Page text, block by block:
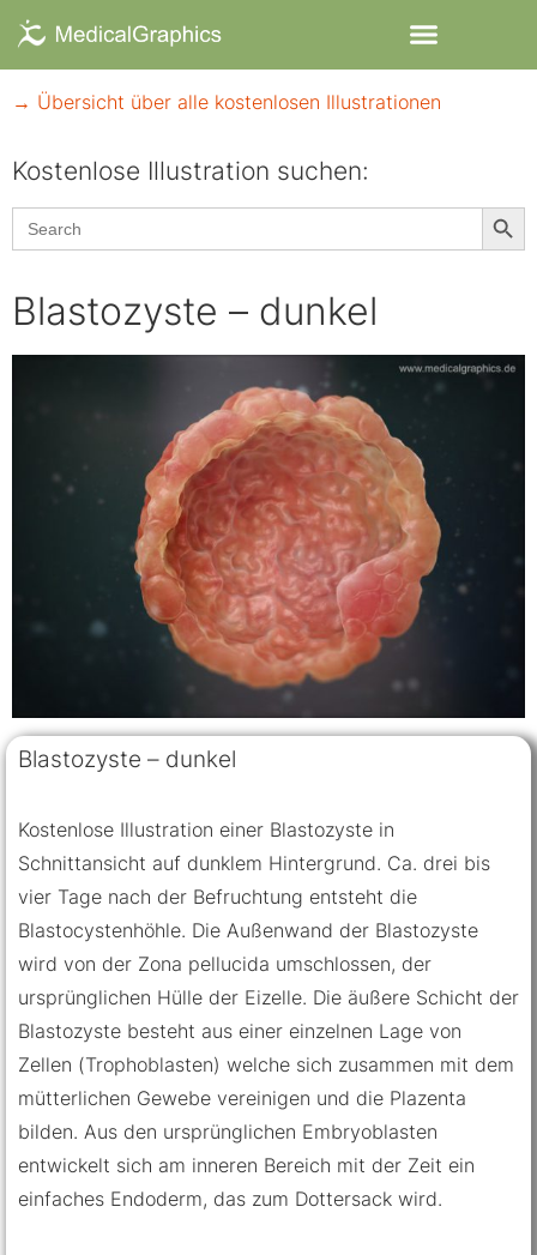
→ Übersicht über alle kostenlosen Illustrationen
Kostenlose Illustration suchen:​
Search
for:
Blastozyste – dunkel
Blastozyste – dunkel
Kostenlose Illustration einer Blastozyste in
Schnittansicht auf dunklem Hintergrund. Ca. drei bis
vier Tage nach der Befruchtung entsteht die
Blastocystenhöhle. Die Außenwand der Blastozyste
wird von der Zona pellucida umschlossen, der
ursprünglichen Hülle der Eizelle. Die äußere Schicht der
Blastozyste besteht aus einer einzelnen Lage von
Zellen (Trophoblasten) welche sich zusammen mit dem
mütterlichen Gewebe vereinigen und die Plazenta
bilden. Aus den ursprünglichen Embryoblasten
entwickelt sich am inneren Bereich mit der Zeit ein
einfaches Endoderm, das zum Dottersack wird.